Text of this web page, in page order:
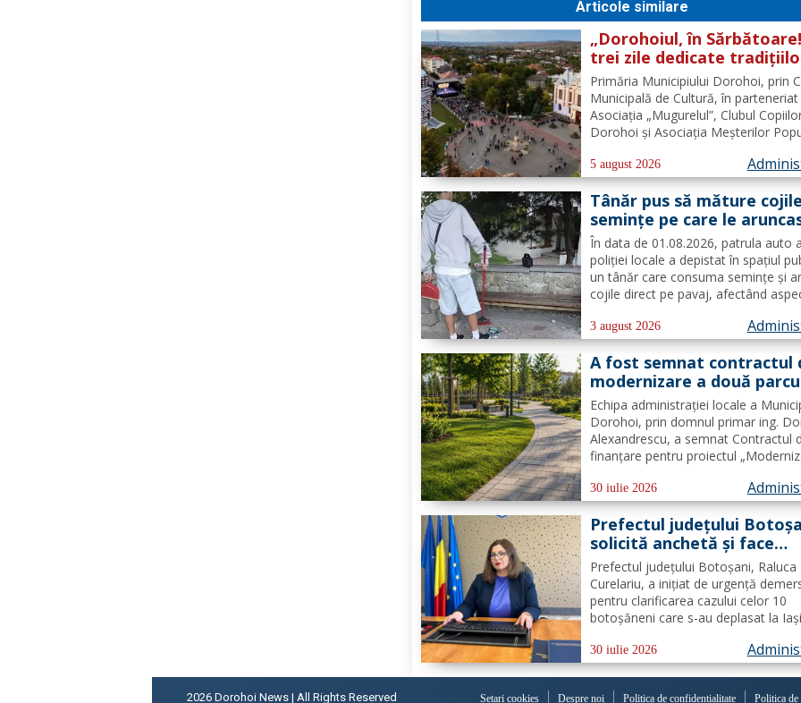
Articole similare
„Dorohoiul, în
trei zile dedicate
culturii și comunității Trei
tradiții. Un singur
O singură sărbătoare!
Primăria Municipiului Dorohoi, prin
Municipală de Cultură, în parteneriat
Asociația „Mugurelul”, Clubul
Dorohoi și Asociația Meșterilor
comunitate să participe, în perioada
30 august 2026, la evenimentul
„Dorohoiul, în Sărbătoare!”....
5 august 2026
Tânăr pus să măture
seminţe pe care le
direct pe pavaj. Poliţia
Dorohoi: Respectul față
spațiul comun trebuie să
prioritate pentru fiecare
În data de 01.08.2026, patrula auto a
poliției locale a depistat în spațiul
un tânăr care consuma semințe și
cojile direct pe pavaj, afectând
prioritatea Poliției Locale este
educarea spiritului civic, polițiștii l-
3 august 2026
A fost semnat contractul
modernizare a două
din municipiul Dorohoi
fonduri europene
Echipa administrației locale a
Dorohoi, prin domnul primar ing.
Alexandrescu, a semnat Contractul
finanțare pentru proiectul
Programul Regional 2021–2027 -
Prioritatea de investiții 3. Nord-Est -
regiune durabilă, mai...
30 iulie 2026
Prefectul județului
solicită anchetă și face
demersuri pentru donarea
trombocite direct la
în cazul adolescentului din
Tudora
Prefectul județului Botoșani, Raluca
Curelariu, a inițiat de urgență
pentru clarificarea cazului celor 10
botoșăneni care s-au deplasat la Iași
adolescent din comuna Tudora,
au putut dona. Au fost transmise
30 iulie 2026
2026 Dorohoi News | All Rights Reserved Setari cookies Despre noi Politica de confidențialitate Politica